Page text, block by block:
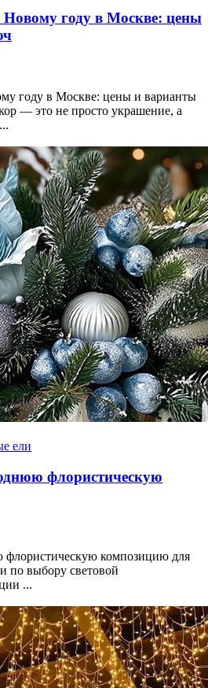
году в Москве: цены
году в Москве: цены и варианты
— это не просто украшение, а
ели
флористическую
композицию для
по выбору световой
...